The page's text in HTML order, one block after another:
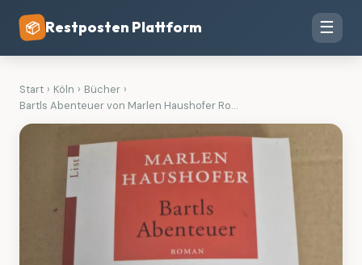
📦 Restposten Plattform ☰
Start › Köln › Bücher ›
Bartls Abenteuer von Marlen Haushofer Ro...